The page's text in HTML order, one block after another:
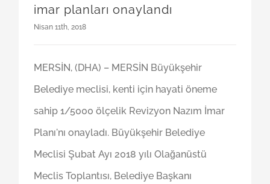
imar planları onaylandı
Nisan 11th, 2018
MERSİN, (DHA) – MERSİN Büyükşehir
Belediye meclisi, kenti için hayati öneme
sahip 1/5000 ölçelik Revizyon Nazım İmar
Planı'nı onayladı. Büyükşehir Belediye
Meclisi Şubat Ayı 2018 yılı Olağanüstü
Meclis Toplantısı, Belediye Başkanı